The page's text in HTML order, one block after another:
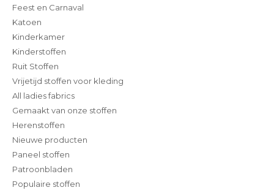
Feest en Carnaval
Katoen
Kinderkamer
Kinderstoffen
Ruit Stoffen
Vrijetijd stoffen voor kleding
All ladies fabrics
Gemaakt van onze stoffen
Herenstoffen
Nieuwe producten
Paneel stoffen
Patroonbladen
Populaire stoffen